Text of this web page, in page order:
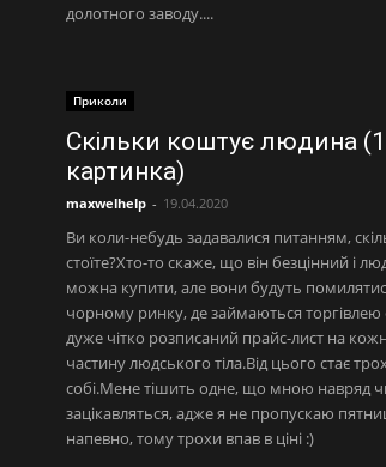
долотного заводу....
Приколи
Скільки коштує людина (1
картинка)
maxwelhelp - 19.04.2020
Ви коли-небудь задавалися питанням,
стоїте?Хто-то скаже, що він безцінний і
можна купити, але вони будуть
чорному ринку, де займаються торгівлею
дуже чітко розписаний прайс-лист на
частину людського тіла.Від цього стає
собі.Мене тішить одне, що мною навряд
зацікавляться, адже я не пропускаю
напевно, тому трохи впав в ціні :)